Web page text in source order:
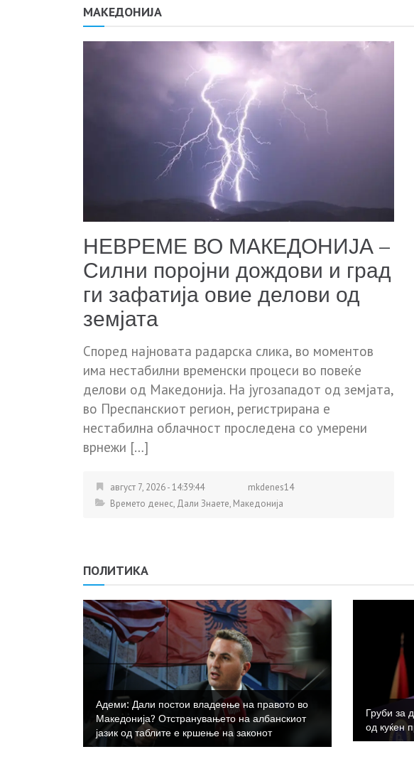
МАКЕДОНИЈА
НЕВРЕМЕ ВО МАКЕДОНИЈА –
Силни поројни дождови и град
ги зафатија овие делови од
земјата
Според најновата радарска слика, во моментов
има нестабилни временски процеси во повеќе
делови од Македонија. На југозападот од земјата,
во Преспанскиот регион, регистрирана е
нестабилна облачност проследена со умерени
врнежи […]
август 7, 2026 - 14:39:44
mkdenes14
Времето денес, Дали Знаете, Македонија
ПОЛИТИКА
Адеми: Дали постои владеење на правото во
Македонија? Отстранувањето на албанскиот
јазик од таблите е кршење на законот
Груби за
од куќен